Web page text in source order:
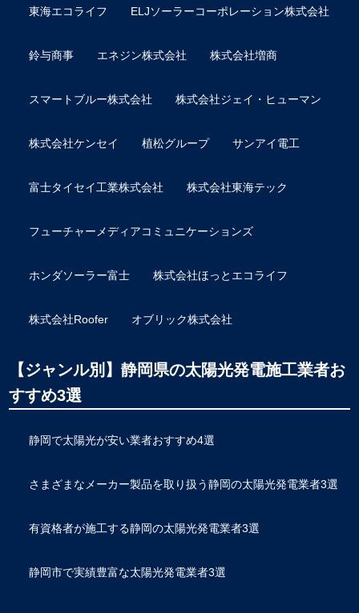
東海エコライフ ELJソーラーコーポレーション株式会社
鈴与商事 エネジン株式会社 株式会社増商
スマートブルー株式会社 株式会社ジェイ・ヒューマン
株式会社ケンセイ 植松グループ サンアイ電工
富士タイセイ工業株式会社 株式会社東海テック
フューチャーメディアコミュニケーションズ
ホンダソーラー富士 株式会社ほっとエコライフ
株式会社Roofer オブリック株式会社
【ジャンル別】静岡県の太陽光発電施工業者お
すすめ3選
静岡で太陽光が安い業者おすすめ4選
さまざまなメーカー製品を取り扱う静岡の太陽光発電業者3選
有資格者が施工する静岡の太陽光発電業者3選
静岡市で実績豊富な太陽光発電業者3選